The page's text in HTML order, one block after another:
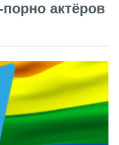
актёров